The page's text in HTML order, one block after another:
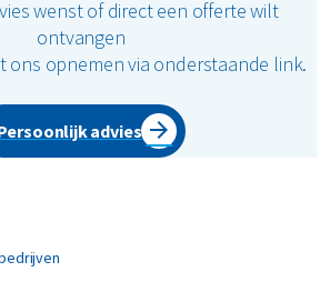
wenst of direct een offerte wilt
ontvangen
ons opnemen via onderstaande link.
advies